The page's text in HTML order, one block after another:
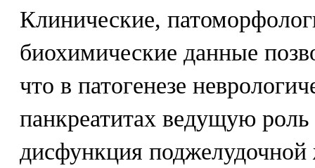
Клинические,
биохимические данные
что в патогенезе
панкреатитах ведущую
дисфункция